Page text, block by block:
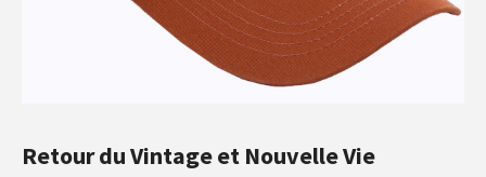
Retour du Vintage et Nouvelle Vie